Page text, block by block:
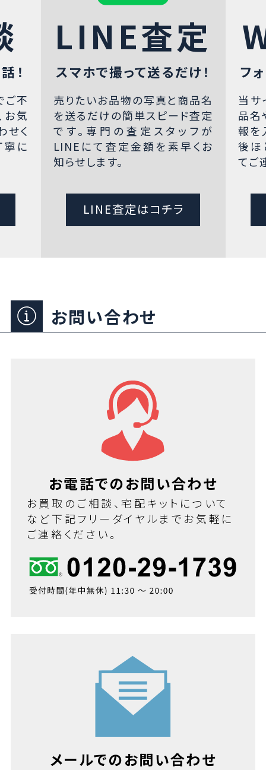
！
ご不
お気
せく
寧に
LINE査定
スマホで撮って送るだけ！
売りたいお品物の写真と商品名
を送るだけの簡単スピード査定
です。専門の査定スタッフが
LINEにて査定金額を素早くお
知らせします。
LINE査定はコチラ
フ
当サ
品名
報を
後ほ
てご
お問い合わせ
お電話でのお問い合わせ
お買取のご相談、宅配キットについて
など下記フリーダイヤルまでお気軽に
ご連絡ください。
メールでのお問い合わせ